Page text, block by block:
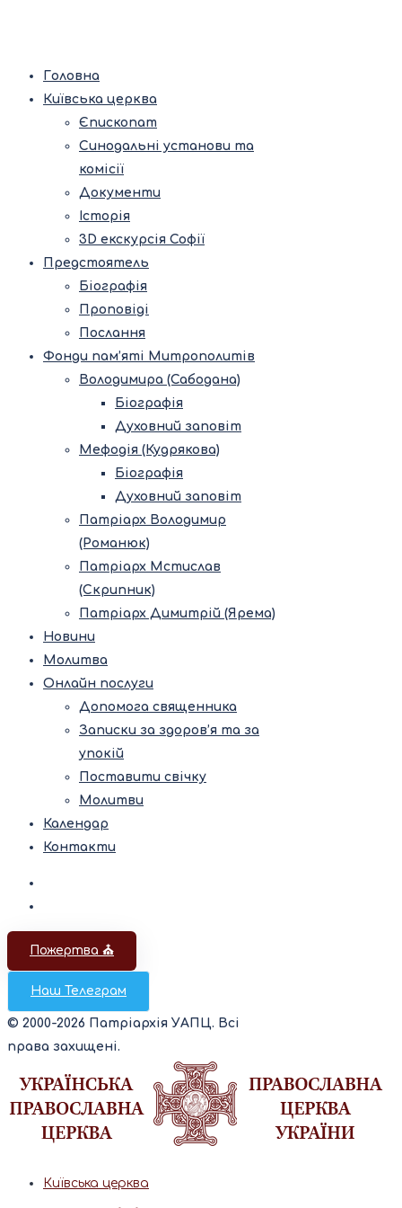
Головна
Київська церква
Єпископат
Синодальні установи та
комісії
Документи
Історія
3D екскурсія Софії
Предстоятель
Біографія
Проповіді
Послання
Фонди пам’яті Митрополитів
Володимира (Сабодана)
Біографія
Духовний заповіт
Мефодія (Кудрякова)
Біографія
Духовний заповіт
Патріарх Володимир
(Романюк)
Патріарх Мстислав
(Скрипник)
Патріарх Димитрій (Ярема)
Новини
Молитва
Онлайн послуги
Допомога священника
Записки за здоров’я та за
упокій
Поставити свічку
Молитви
Календар
Контакти
Пожертва ⛪️
Наш Телеграм
© 2000-2026 Патріархія УАПЦ. Всі
права захищені.
Київська церква